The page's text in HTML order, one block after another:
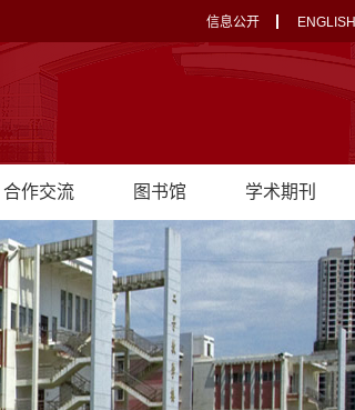
信息公开 ENGLISH
合作交流 图书馆 学术期刊